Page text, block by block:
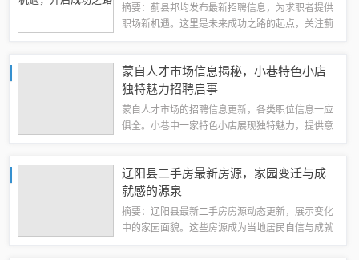
摘要：蓟县邦均发布最新招聘信息，为求职者提供
职场新机遇。这里是未来成功之路的起点，关注蓟
是短期兼职，这里都能满足你的需求。立即关...
蒙自人才市场信息揭秘，小巷特色小店
独特魅力招聘启事
蒙自人才市场的招聘信息更新，各类职位信息一应
俱全。小巷中一家特色小店展现独特魅力，提供意
线。详情可关注蒙自人才市场招聘信息，感受...
辽阳县二手房最新房源，家园变迁与成
就感的源泉
摘要：辽阳县最新二手房房源动态更新，展示变化
中的家园面貌。这些房源成为当地居民自信与成就